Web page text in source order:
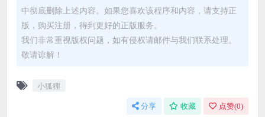
中彻底删除上述内容。如果您喜欢该程序和内容，请支持正
版，购买注册，得到更好的正版服务。
我们非常重视版权问题，如有侵权请邮件与我们联系处理。
敬请谅解！
小狐狸
分享 收藏 点赞(0)